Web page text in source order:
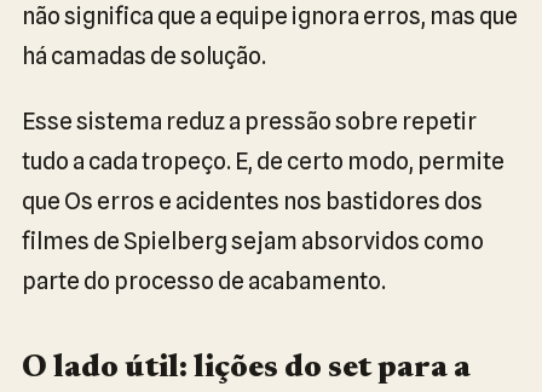
não significa que a equipe ignora erros, mas que
há camadas de solução.
Esse sistema reduz a pressão sobre repetir
tudo a cada tropeço. E, de certo modo, permite
que Os erros e acidentes nos bastidores dos
filmes de Spielberg sejam absorvidos como
parte do processo de acabamento.
O lado útil: lições do set para a